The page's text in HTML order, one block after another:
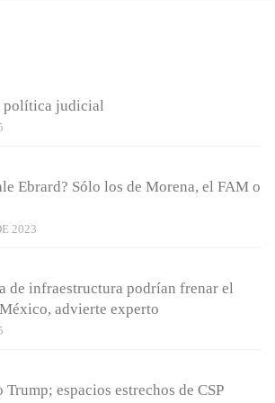
política judicial
Ebrard? Sólo los de Morena, el FAM o
2023
de infraestructura podrían frenar el
advierte experto
espacios estrechos de CSP